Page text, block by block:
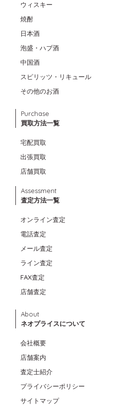
ウィスキー
焼酎
日本酒
泡盛・ハブ酒
中国酒
スピリッツ・リキュール
その他のお酒
Purchase
買取方法一覧
宅配買取
出張買取
店舗買取
Assessment
査定方法一覧
オンライン査定
電話査定
メール査定
ライン査定
FAX査定
店舗査定
About
ネオプライスについて
会社概要
店舗案内
査定士紹介
プライバシーポリシー
サイトマップ